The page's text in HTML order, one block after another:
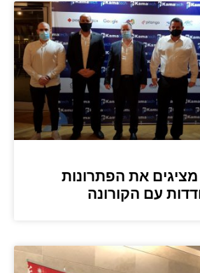
מציגים את הפתרונות
עם הקורונה